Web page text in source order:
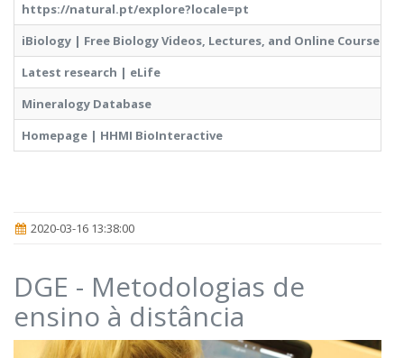
https://natural.pt/explore?locale=pt
iBiology | Free Biology Videos, Lectures, and Online Courses
Latest research | eLife
Mineralogy Database
Homepage | HHMI BioInteractive
2020-03-16 13:38:00
DGE - Metodologias de
ensino à distância